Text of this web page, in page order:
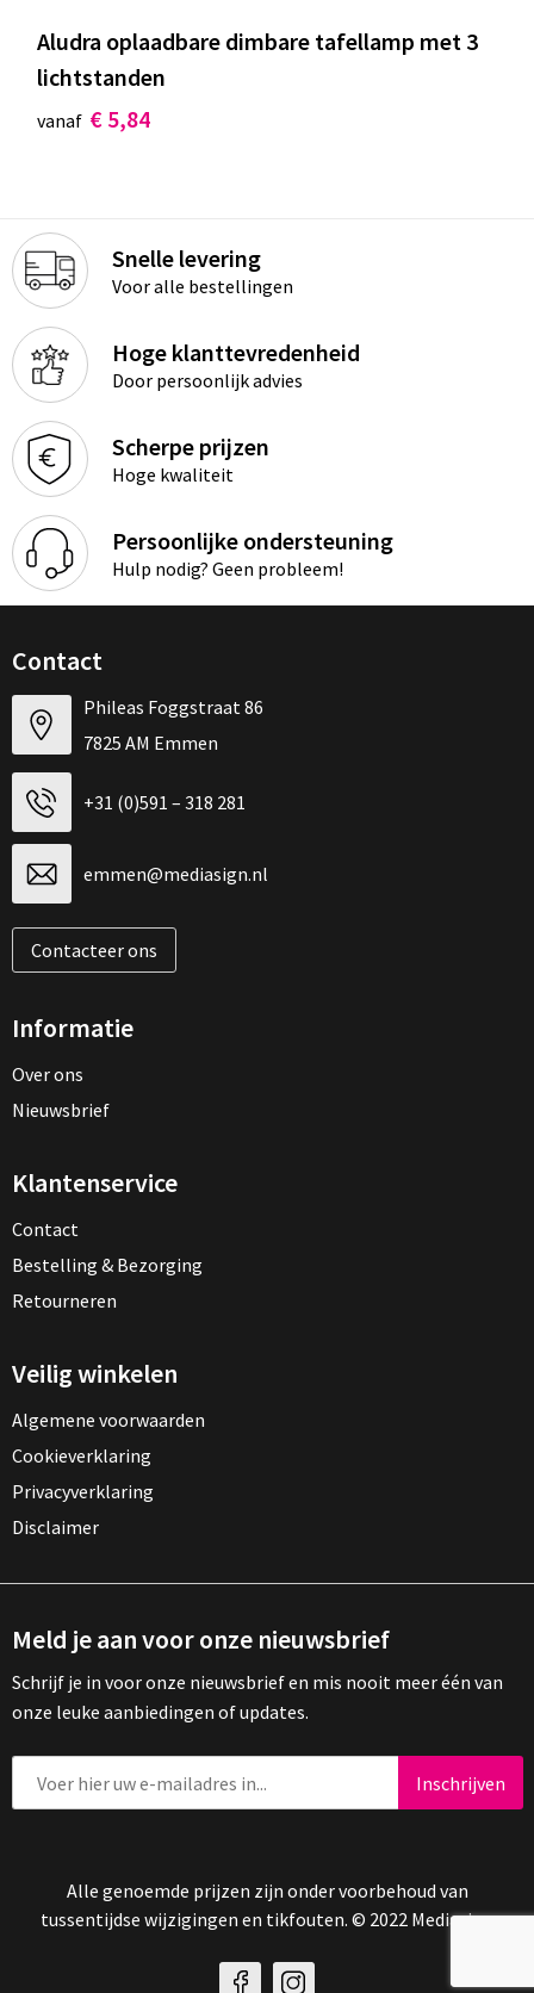
Aludra oplaadbare dimbare tafellamp met 3
lichtstanden
vanaf € 5,84
Snelle levering
Voor alle bestellingen
Hoge klanttevredenheid
Door persoonlijk advies
Scherpe prijzen
Hoge kwaliteit
Persoonlijke ondersteuning
Hulp nodig? Geen probleem!
Contact
Phileas Foggstraat 86
7825 AM Emmen
+31 (0)591 – 318 281
emmen@mediasign.nl
Contacteer ons
Informatie
Over ons
Nieuwsbrief
Klantenservice
Contact
Bestelling & Bezorging
Retourneren
Veilig winkelen
Algemene voorwaarden
Cookieverklaring
Privacyverklaring
Disclaimer
Meld je aan voor onze nieuwsbrief
Schrijf je in voor onze nieuwsbrief en mis nooit meer één van
onze leuke aanbiedingen of updates.
Alle genoemde prijzen zijn onder voorbehoud van
tussentijdse wijzigingen en tikfouten. © 2022 Mediasign